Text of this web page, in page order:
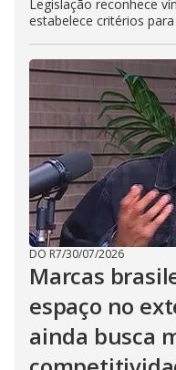
Legislação reconhece
estabelece critérios
DO R7/30/07/2026
Marcas
espaço no
ainda busca